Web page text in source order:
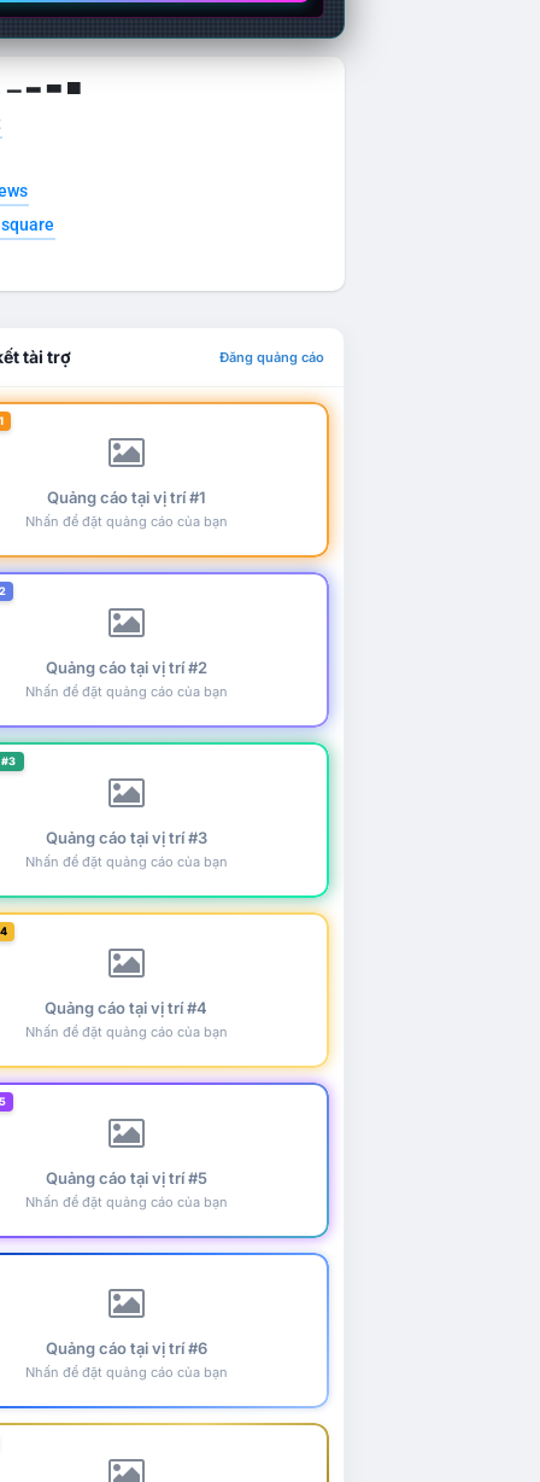
▁ ▂ ▃ ▄
tài trợ Đăng quảng cáo
Quảng cáo tại vị trí #1
Nhấn để đặt quảng cáo của bạn
Quảng cáo tại vị trí #2
Nhấn để đặt quảng cáo của bạn
Quảng cáo tại vị trí #3
Nhấn để đặt quảng cáo của bạn
Quảng cáo tại vị trí #4
Nhấn để đặt quảng cáo của bạn
Quảng cáo tại vị trí #5
Nhấn để đặt quảng cáo của bạn
Quảng cáo tại vị trí #6
Nhấn để đặt quảng cáo của bạn